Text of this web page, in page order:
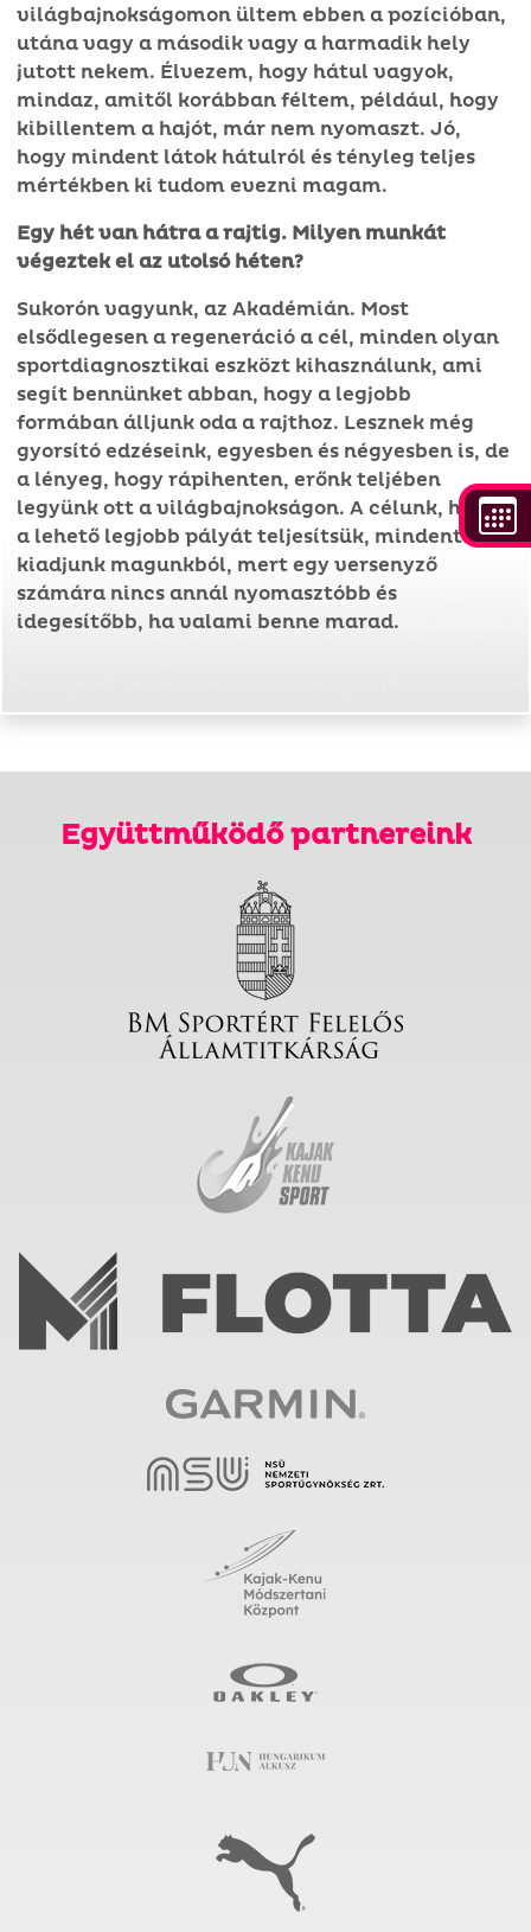
világbajnokságomon ültem ebben a pozícióban,
utána vagy a második vagy a harmadik hely
jutott nekem. Élvezem, hogy hátul vagyok,
mindaz, amitől korábban féltem, például, hogy
kibillentem a hajót, már nem nyomaszt. Jó,
hogy mindent látok hátulról és tényleg teljes
mértékben ki tudom evezni magam.
Egy hét van hátra a rajtig. Milyen munkát
végeztek el az utolsó héten?
Sukorón vagyunk, az Akadémián. Most
elsődlegesen a regeneráció a cél, minden olyan
sportdiagnosztikai eszközt kihasználunk, ami
segít bennünket abban, hogy a legjobb
formában álljunk oda a rajthoz. Lesznek még
gyorsító edzéseink, egyesben és négyesben is, de
a lényeg, hogy rápihenten, erőnk teljében
legyünk ott a világbajnokságon. A célunk, hogy
a lehető legjobb pályát teljesítsük, mindent
kiadjunk magunkból, mert egy versenyző
számára nincs annál nyomasztóbb és
idegesítőbb, ha valami benne marad.
Együttműködő partnereink